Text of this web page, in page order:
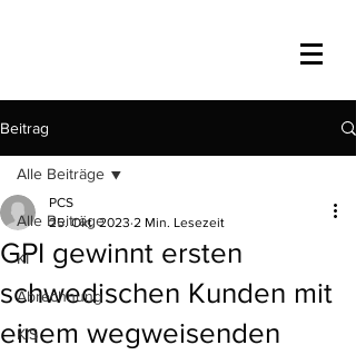
Beitrag
Alle Beiträge
KI
Abrechnung
KIS
Alle Beiträge
GPI gewinnt ersten
schwedischen Kunden mit
einem wegweisenden
PCS
25. Okt. 2023 2 Min. Lesezeit